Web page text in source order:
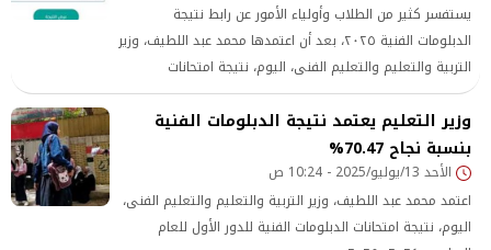
يستفسر كثير من الطلاب وأولياء الأمور عن رابط نتيجة
الدبلومات الفنية ٢٠٢٥، بعد أن اعتمدها محمد عبد اللطيف، وزير
التربية والتعليم والتعليم الفنى، اليوم، نتيجة امتحانات
الدبلومات الفنية للدور الأول للعام الدراسي 2024- 2025.
وزير التعليم يعتمد نتيجة الدبلومات الفنية
بنسبة نجاح 70.47%
الأحد 13/يوليو/2025 - 10:24 ص
اعتمد محمد عبد اللطيف، وزير التربية والتعليم والتعليم الفنى،
اليوم، نتيجة امتحانات الدبلومات الفنية للدور الأول للعام